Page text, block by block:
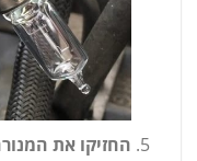
החזיקו את